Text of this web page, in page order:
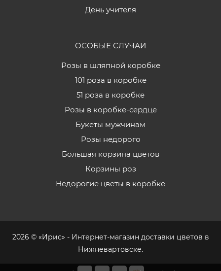
День учителя
ОСОБЫЕ СЛУЧАИ
Розы в шляпной коробке
101 роза в коробке
51 роза в коробке
Розы в коробке-сердце
Букеты мужчинам
Розы недорого
Большая корзина цветов
Корзины роз
Недорогие цветы в коробке
2026 © «Ирис» - Интернет-магазин доставки цветов в
Нижневартовске.